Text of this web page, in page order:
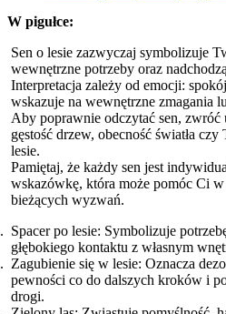
W pigułce:
Sen o lesie zazwyczaj symbolizuje
wewnętrzne potrzeby oraz
Interpretacja zależy od emocji:
wskazuje na wewnętrzne zmagania
Aby poprawnie odczytać sen, zwróć
gęstość drzew, obecność światła czy
lesie.
Pamiętaj, że każdy sen jest
wskazówkę, która może pomóc Ci
bieżących wyzwań.
Spacer po lesie: Symbolizuje
głębokiego kontaktu z własnym
Zagubienie się w lesie: Oznacza
pewności co do dalszych kroków i
drogi.